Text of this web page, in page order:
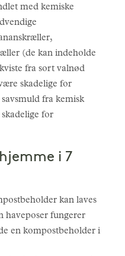
med kemiske
(de kan indeholde
fra sort valnød
skadelige for
fra kemisk
for
i 7
kan laves
haveposer fungerer
en kompostbeholder i